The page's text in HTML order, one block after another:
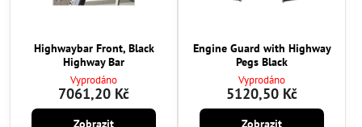
Highwaybar Front, Black
Highway Bar
Vyprodáno
7061,20 Kč
Zobrazit
Engine Guard with Highway
Pegs Black
Vyprodáno
5120,50 Kč
Zobrazit